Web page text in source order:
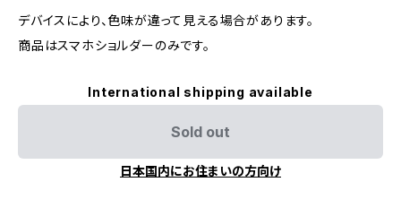
デバイスにより、色味が違って見える場合があります。
商品はスマホショルダーのみです。
International shipping available
Sold out
日本国内にお住まいの方向け